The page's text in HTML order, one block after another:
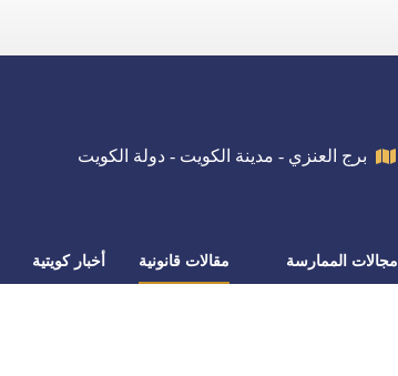
برج العنزي - مدينة الكويت - دولة الكويت
مجالات الممارسة مقالات قانونية أخبار كويتية